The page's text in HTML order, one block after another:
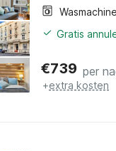
Wasmachine
Gratis
€739 per
+extra kosten